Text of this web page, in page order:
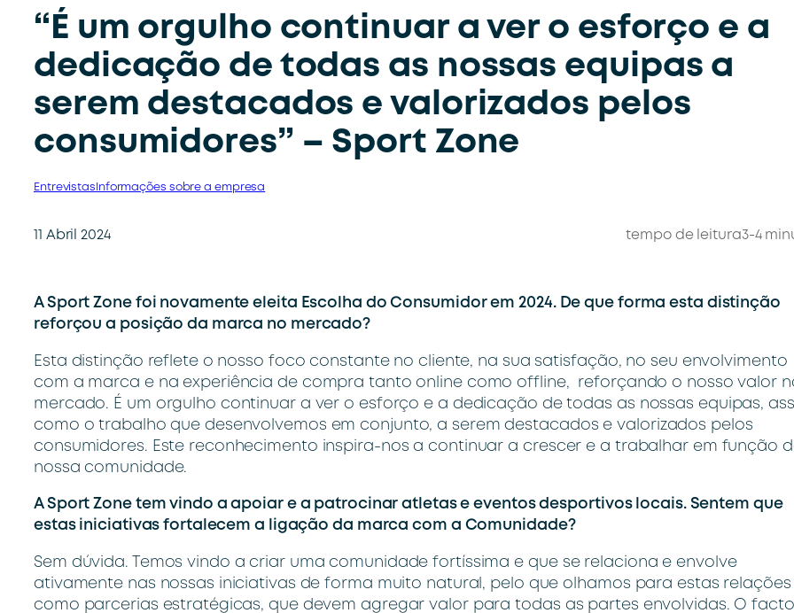
“É um orgulho continuar a ver o esforço e a
dedicação de todas as nossas equipas a
serem destacados e valorizados pelos
consumidores” – Sport Zone
Entrevistas Informações sobre a empresa
11 Abril 2024 tempo de leitura3-4
A Sport Zone foi novamente eleita Escolha do Consumidor em 2024. De que forma esta distinção
reforçou a posição da marca no mercado?
Esta distinção reflete o nosso foco constante no cliente, na sua satisfação, no seu envolvimento
com a marca e na experiência de compra tanto online como offline, reforçando o nosso valor
mercado. É um orgulho continuar a ver o esforço e a dedicação de todas as nossas equipas,
como o trabalho que desenvolvemos em conjunto, a serem destacados e valorizados pelos
consumidores. Este reconhecimento inspira-nos a continuar a crescer e a trabalhar em função
nossa comunidade.
A Sport Zone tem vindo a apoiar e a patrocinar atletas e eventos desportivos locais. Sentem que
estas iniciativas fortalecem a ligação da marca com a Comunidade?
Sem dúvida. Temos vindo a criar uma comunidade fortíssima e que se relaciona e envolve
ativamente nas nossas iniciativas de forma muito natural, pelo que olhamos para estas relações
como parcerias estratégicas, que devem agregar valor para todas as partes envolvidas. O